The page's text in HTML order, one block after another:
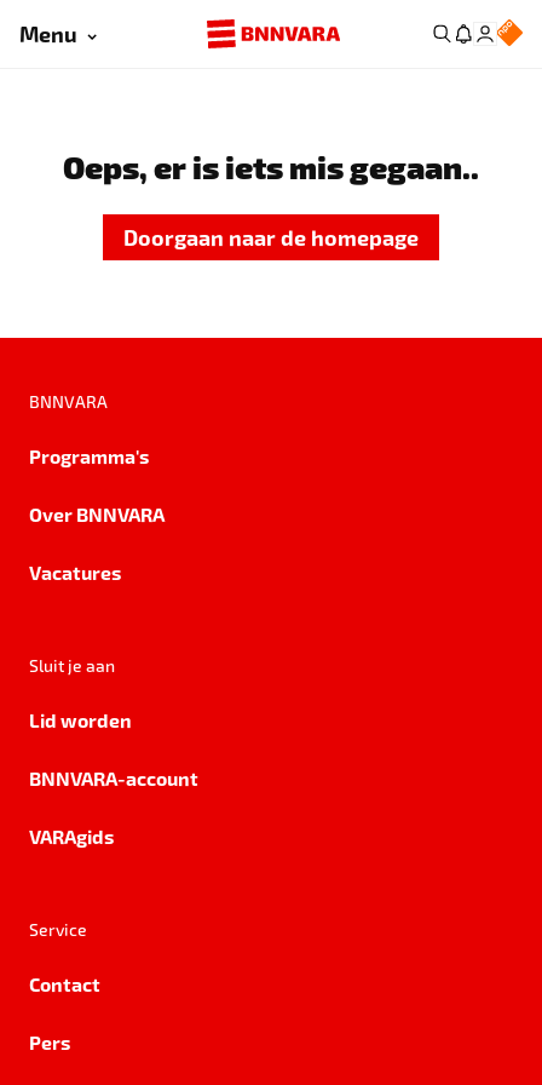
Menu
Oeps, er is iets mis gegaan..
Doorgaan naar de homepage
BNNVARA
Programma's
Over BNNVARA
Vacatures
Sluit je aan
Lid worden
BNNVARA-account
VARAgids
Service
Contact
Pers